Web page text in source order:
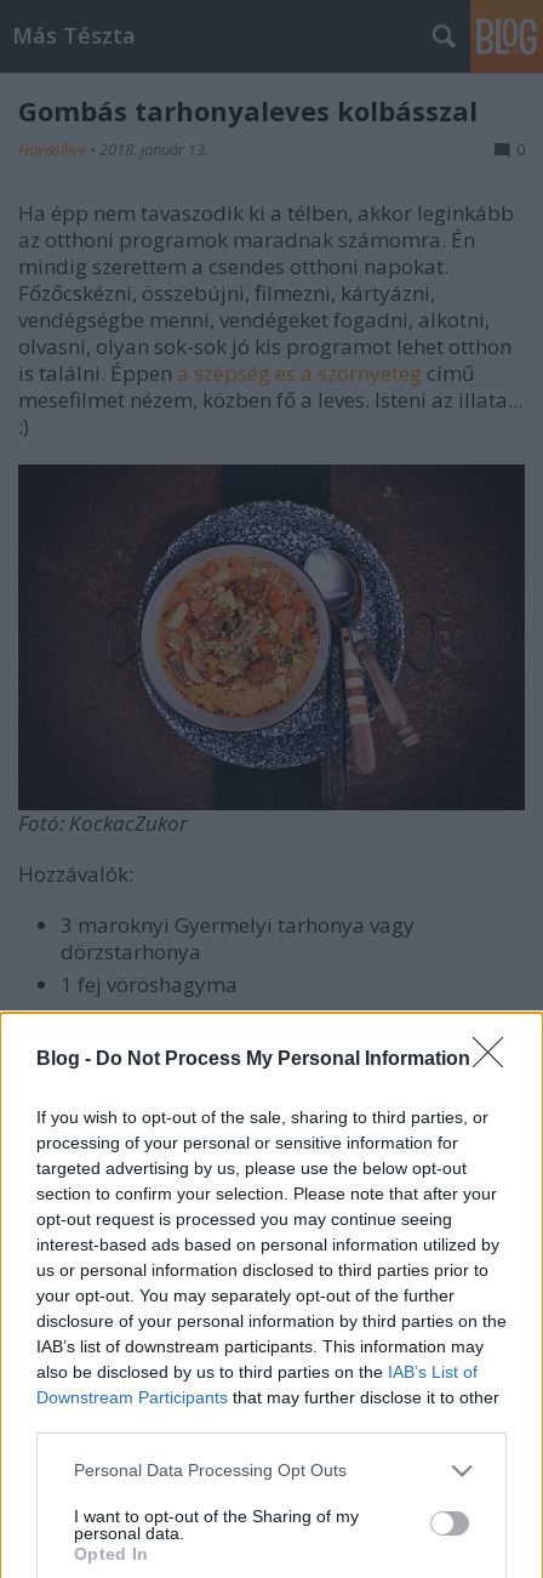
Blog - Do Not Process My Personal Information
If you wish to opt-out of the sale, sharing to third parties, or
processing of your personal or sensitive information for
targeted advertising by us, please use the below opt-out
section to confirm your selection. Please note that after your
opt-out request is processed you may continue seeing
interest-based ads based on personal information utilized by
us or personal information disclosed to third parties prior to
your opt-out. You may separately opt-out of the further
disclosure of your personal information by third parties on the
IAB’s list of downstream participants. This information may
also be disclosed by us to third parties on the IAB’s List of
Downstream Participants that may further disclose it to other
Please note that this website/app uses one or more Google
not limited to your visit or usage behaviour. You may click to
grant or deny consent to Google and its third-party tags to
use your data for below specified purposes in below Google
Personal Data Processing Opt Outs
I want to opt-out of the Sharing of my
personal data.
Opted In
Más Tészta
Gombás tarhonyaleves kolbásszal
Havasilive • 2018. január 13. 0
Ha épp nem tavaszodik ki a télben, akkor leginkább
az otthoni programok maradnak számomra. Én
mindig szerettem a csendes otthoni napokat.
Főzőcskézni, összebújni, filmezni, kártyázni,
vendégségbe menni, vendégeket fogadni, alkotni,
olvasni, olyan sok-sok jó kis programot lehet otthon
is találni. Éppen a szépség és a szörnyeteg című
mesefilmet nézem, közben fő a leves. Isteni az illata...
:)
Fotó: KockacZukor
Hozzávalók:
3 maroknyi Gyermelyi tarhonya vagy
dörzstarhonya
1 fej vöröshagyma
2 db répa
2 db közepes krumpli
5-6 nagy fej gomba
1 szál házi kolbász
3 ek étolaj
őrölt édes pirospaprika
1,5 liter alaplé
1 csokor petrezselyem
bors
só
Elkészítés:
hozzáadjuk a tarhonyát, és aranybarnára pirítjuk.
Lassan megfőzzük a tarhonyát. Közben megtisztítjuk
és kis kockákra vágjuk a répát és burgonyát. A